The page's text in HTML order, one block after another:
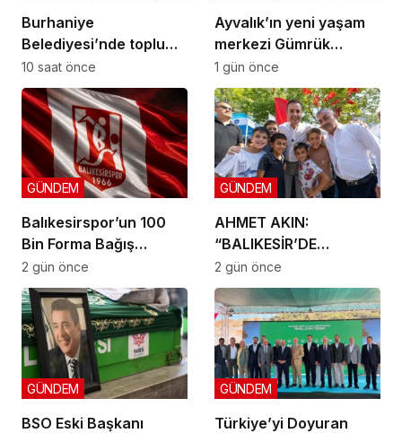
Burhaniye
Belediyesi’nde toplu
sözleşme: İmzalar atıldı
10 saat önce
Ayvalık’ın yeni yaşam
merkezi Gümrük
Meydanı açıldı
1 gün önce
Balıkesirspor’un 100
Bin Forma Bağış
Kampanyası 10 Bin
Formada Kaldı!
GÜNDEM
2 gün önce
AHMET AKIN:
“BALIKESİR’DE
DOKUNMADIĞIMIZ İLÇE
KALMAYACAK”
GÜNDEM
2 gün önce
BSO Eski Başkanı
GÜNDEM
Türkiye’yi Doyuran
GÜNDEM